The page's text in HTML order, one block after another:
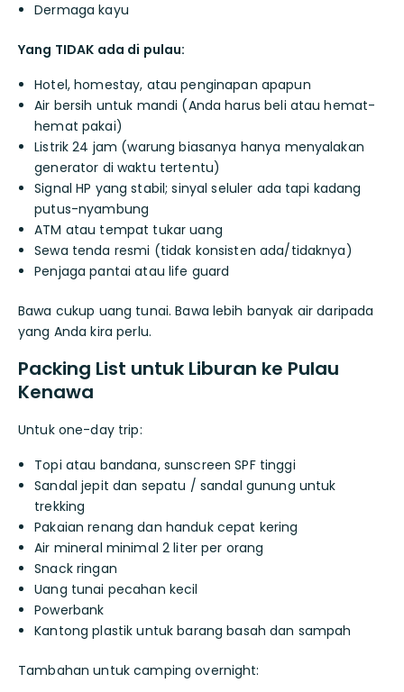
Dermaga kayu
Yang TIDAK ada di pulau:
Hotel, homestay, atau penginapan apapun
Air bersih untuk mandi (Anda harus beli atau hemat-
hemat pakai)
Listrik 24 jam (warung biasanya hanya menyalakan
generator di waktu tertentu)
Signal HP yang stabil; sinyal seluler ada tapi kadang
putus-nyambung
ATM atau tempat tukar uang
Sewa tenda resmi (tidak konsisten ada/tidaknya)
Penjaga pantai atau life guard
Bawa cukup uang tunai. Bawa lebih banyak air daripada
yang Anda kira perlu.
Packing List untuk Liburan ke Pulau
Kenawa
Untuk one-day trip:
Topi atau bandana, sunscreen SPF tinggi
Sandal jepit dan sepatu / sandal gunung untuk
trekking
Pakaian renang dan handuk cepat kering
Air mineral minimal 2 liter per orang
Snack ringan
Uang tunai pecahan kecil
Powerbank
Kantong plastik untuk barang basah dan sampah
Tambahan untuk camping overnight: